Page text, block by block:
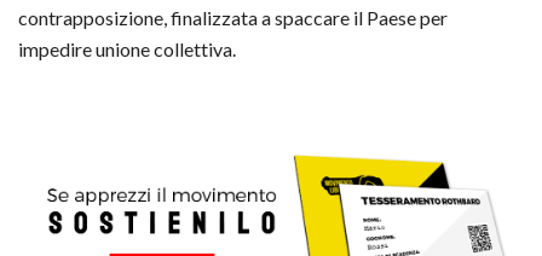
contrapposizione, finalizzata a spaccare il Paese per
impedire unione collettiva.